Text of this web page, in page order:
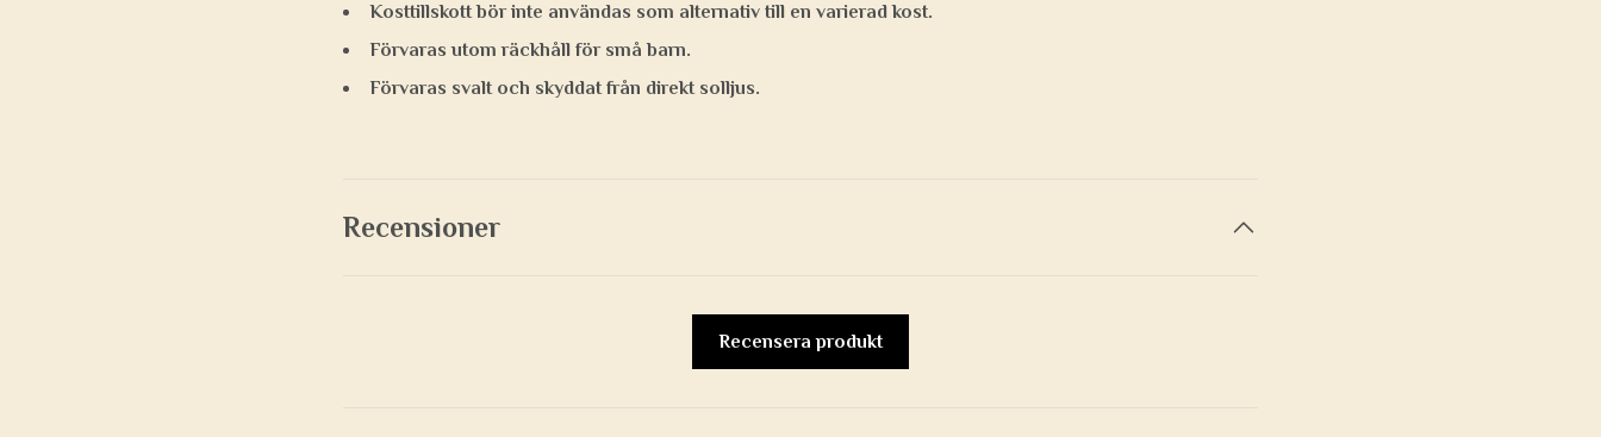
Kosttillskott bör inte användas som alternativ till en varierad kost.
Förvaras utom räckhåll för små barn.
Förvaras svalt och skyddat från direkt solljus.
Recensioner
Recensera produkt